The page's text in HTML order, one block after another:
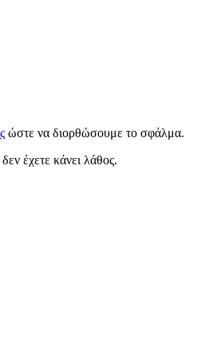
ώστε να διορθώσουμε το σφάλμα.
έχετε κάνει λάθος.